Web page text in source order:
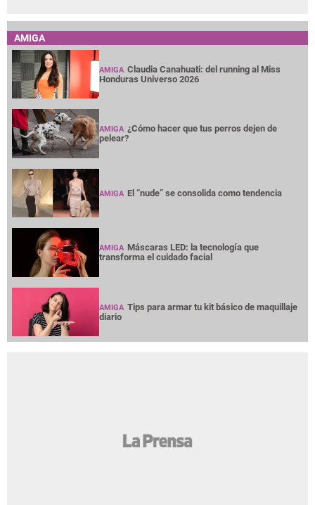
AMIGA
AMIGA Claudia Canahuati: del running al Miss
Honduras Universo 2026
AMIGA ¿Cómo hacer que tus perros dejen de
pelear?
AMIGA El “nude” se consolida como tendencia
AMIGA Máscaras LED: la tecnología que
transforma el cuidado facial
AMIGA Tips para armar tu kit básico de maquillaje
diario